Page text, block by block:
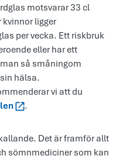
motsvarar 33 cl
kvinnor ligger
per vecka. Ett riskbruk
eller har ett
så småningom
hälsa.
vi att du
.
Det är framför allt
sömnmediciner som kan